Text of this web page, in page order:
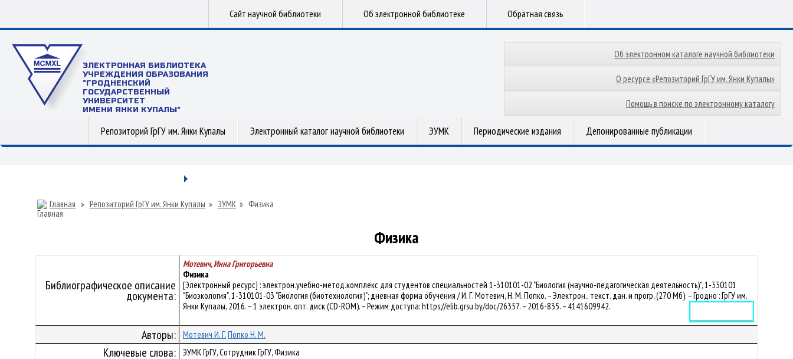
Сайт научной библиотеки Об электронной библиотеке Обратная связь
ЭЛЕКТРОННАЯ БИБЛИОТЕКА
УЧРЕЖДЕНИЯ ОБРАЗОВАНИЯ
"ГРОДНЕНСКИЙ
ГОСУДАРСТВЕННЫЙ
УНИВЕРСИТЕТ
ИМЕНИ ЯНКИ КУПАЛЫ"
Об электронном каталоге научной библиотеки
О ресурсе «Репозиторий ГрГУ им. Янки Купалы»
Помощь в поиске по электронному каталогу
Репозиторий ГрГУ им. Янки Купалы Электронный каталог научной библиотеки ЭУМК Периодические издания Депонированные публикации
Главная » Репозиторий ГрГУ им. Янки Купалы » ЭУМК » Физика
Физика
Библиографическое описание
документа:
Мотевич, Инна Григорьевна
Физика
[Электронный ресурс] : электрон.учебно-метод.комплекс для студентов специальностей 1-310101-02 "Биология (научно-педагогическая деятельность)", 1-330101
"Биоэкология", 1-310101-03 "Биология (биотехнология)"; дневная форма обучения / И. Г. Мотевич, Н. М. Попко. – Электрон., текст. дан. и прогр. (270 Мб). – Гродно : ГрГУ им.
Янки Купалы, 2016. – 1 электрон. опт. диск (CD-ROM). – Режим доступа: https://elib.grsu.by/doc/26357. – 2016-835. – 4141609942.
Авторы: Мотевич И. Г.Попко Н. М.
Ключевые слова: ЭУМК ГрГУ, Сотрудник ГрГУ, Физика